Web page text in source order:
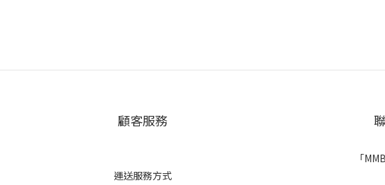
顧客服務
運送服務方式
「